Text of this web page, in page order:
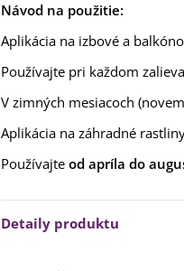
1,53 €
cibuľoviny - 1 ks
Begónia plnokvetá žltá -
Begonia superba -...
2,69 € 3,85 € -30%
4,08 €
Návod na použitie:
Aplikácia na izbové a
Používajte pri každom
V zimných mesiacoch
Aplikácia na záhradné
Používajte od apríla do
Detaily produktu